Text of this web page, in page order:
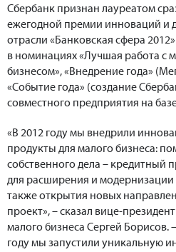
Сбербанк признан лауреатом
ежегодной премии инноваций и
отрасли «Банковская сфера
в номинациях «Лучшая работа с
бизнесом», «Внедрение года»
«Событие года» (создание
совместного предприятия на
«В 2012 году мы внедрили
продукты для малого бизнеса:
собственного дела – кредитный
для расширения и модернизации
также открытия новых
проект», – сказал вице-
малого бизнеса Сергей
году мы запустили уникальную